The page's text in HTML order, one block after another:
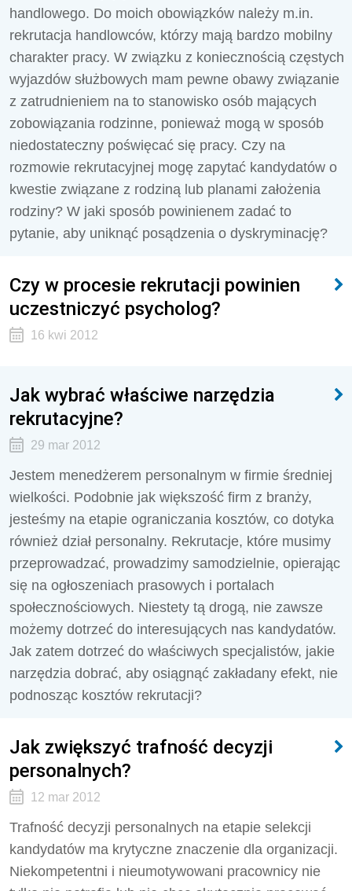
handlowego. Do moich obowiązków należy m.in.
rekrutacja handlowców, którzy mają bardzo mobilny
charakter pracy. W związku z koniecznością częstych
wyjazdów służbowych mam pewne obawy związanie
z zatrudnieniem na to stanowisko osób mających
zobowiązania rodzinne, ponieważ mogą w sposób
niedostateczny poświęcać się pracy. Czy na
rozmowie rekrutacyjnej mogę zapytać kandydatów o
kwestie związane z rodziną lub planami założenia
rodziny? W jaki sposób powinienem zadać to
pytanie, aby uniknąć posądzenia o dyskryminację?
Czy w procesie rekrutacji powinien
uczestniczyć psycholog?
16 kwi 2012
Jak wybrać właściwe narzędzia
rekrutacyjne?
29 mar 2012
Jestem menedżerem personalnym w firmie średniej
wielkości. Podobnie jak większość firm z branży,
jesteśmy na etapie ograniczania kosztów, co dotyka
również dział personalny. Rekrutacje, które musimy
przeprowadzać, prowadzimy samodzielnie, opierając
się na ogłoszeniach prasowych i portalach
społecznościowych. Niestety tą drogą, nie zawsze
możemy dotrzeć do interesujących nas kandydatów.
Jak zatem dotrzeć do właściwych specjalistów, jakie
narzędzia dobrać, aby osiągnąć zakładany efekt, nie
podnosząc kosztów rekrutacji?
Jak zwiększyć trafność decyzji
personalnych?
12 mar 2012
Trafność decyzji personalnych na etapie selekcji
kandydatów ma krytyczne znaczenie dla organizacji.
Niekompetentni i nieumotywowani pracownicy nie